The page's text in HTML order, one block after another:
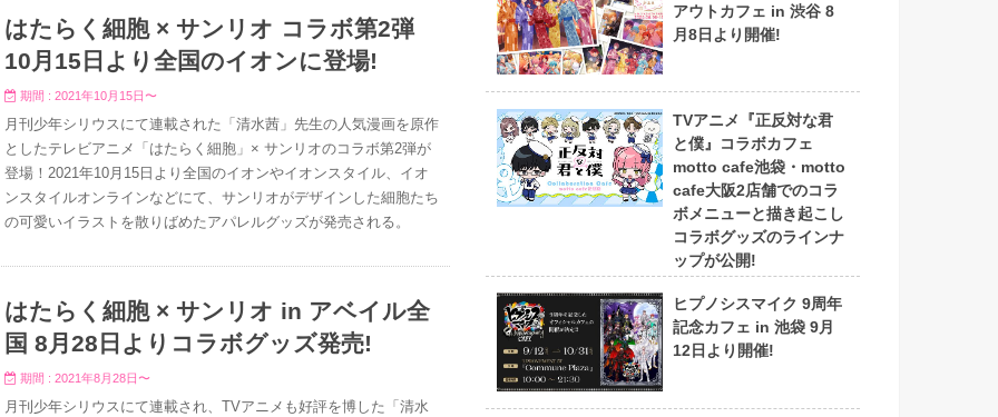
はたらく細胞 × サンリオ コラボ第2弾
10月15日より全国のイオンに登場!
期間 : 2021年10月15日〜
月刊少年シリウスにて連載された「清水茜」先生の人気漫画を原作
としたテレビアニメ「はたらく細胞」× サンリオのコラボ第2弾が
登場！2021年10月15日より全国のイオンやイオンスタイル、イオ
ンスタイルオンラインなどにて、サンリオがデザインした細胞たち
の可愛いイラストを散りばめたアパレルグッズが発売される。
はたらく細胞 × サンリオ in アベイル全
国 8月28日よりコラボグッズ発売!
期間 : 2021年8月28日〜
月刊少年シリウスにて連載され、TVアニメも好評を博した「清水
アウトカフェ in 渋谷 8
月8日より開催!
TVアニメ『正反対な君
と僕』コラボカフェ
motto cafe池袋・motto
cafe大阪2店舗でのコラ
ボメニューと描き起こし
コラボグッズのラインナ
ップが公開!
ヒプノシスマイク 9周年
記念カフェ in 池袋 9月
12日より開催!